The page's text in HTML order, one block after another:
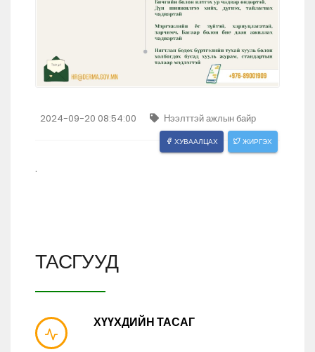
2024-09-20 08:54:00 Нээлттэй ажлын байр
ХУВААЛЦАХ ЖИРГЭХ
.
ТАСГУУД
ХҮҮХДИЙН ТАСАГ